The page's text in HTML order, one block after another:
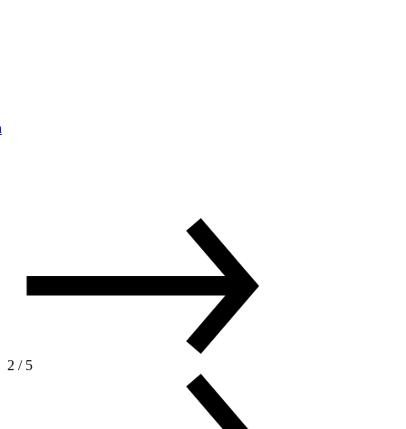
2 / 5